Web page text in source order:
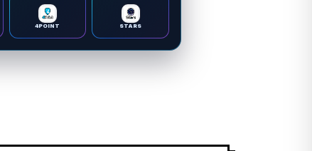
4POINT STARS